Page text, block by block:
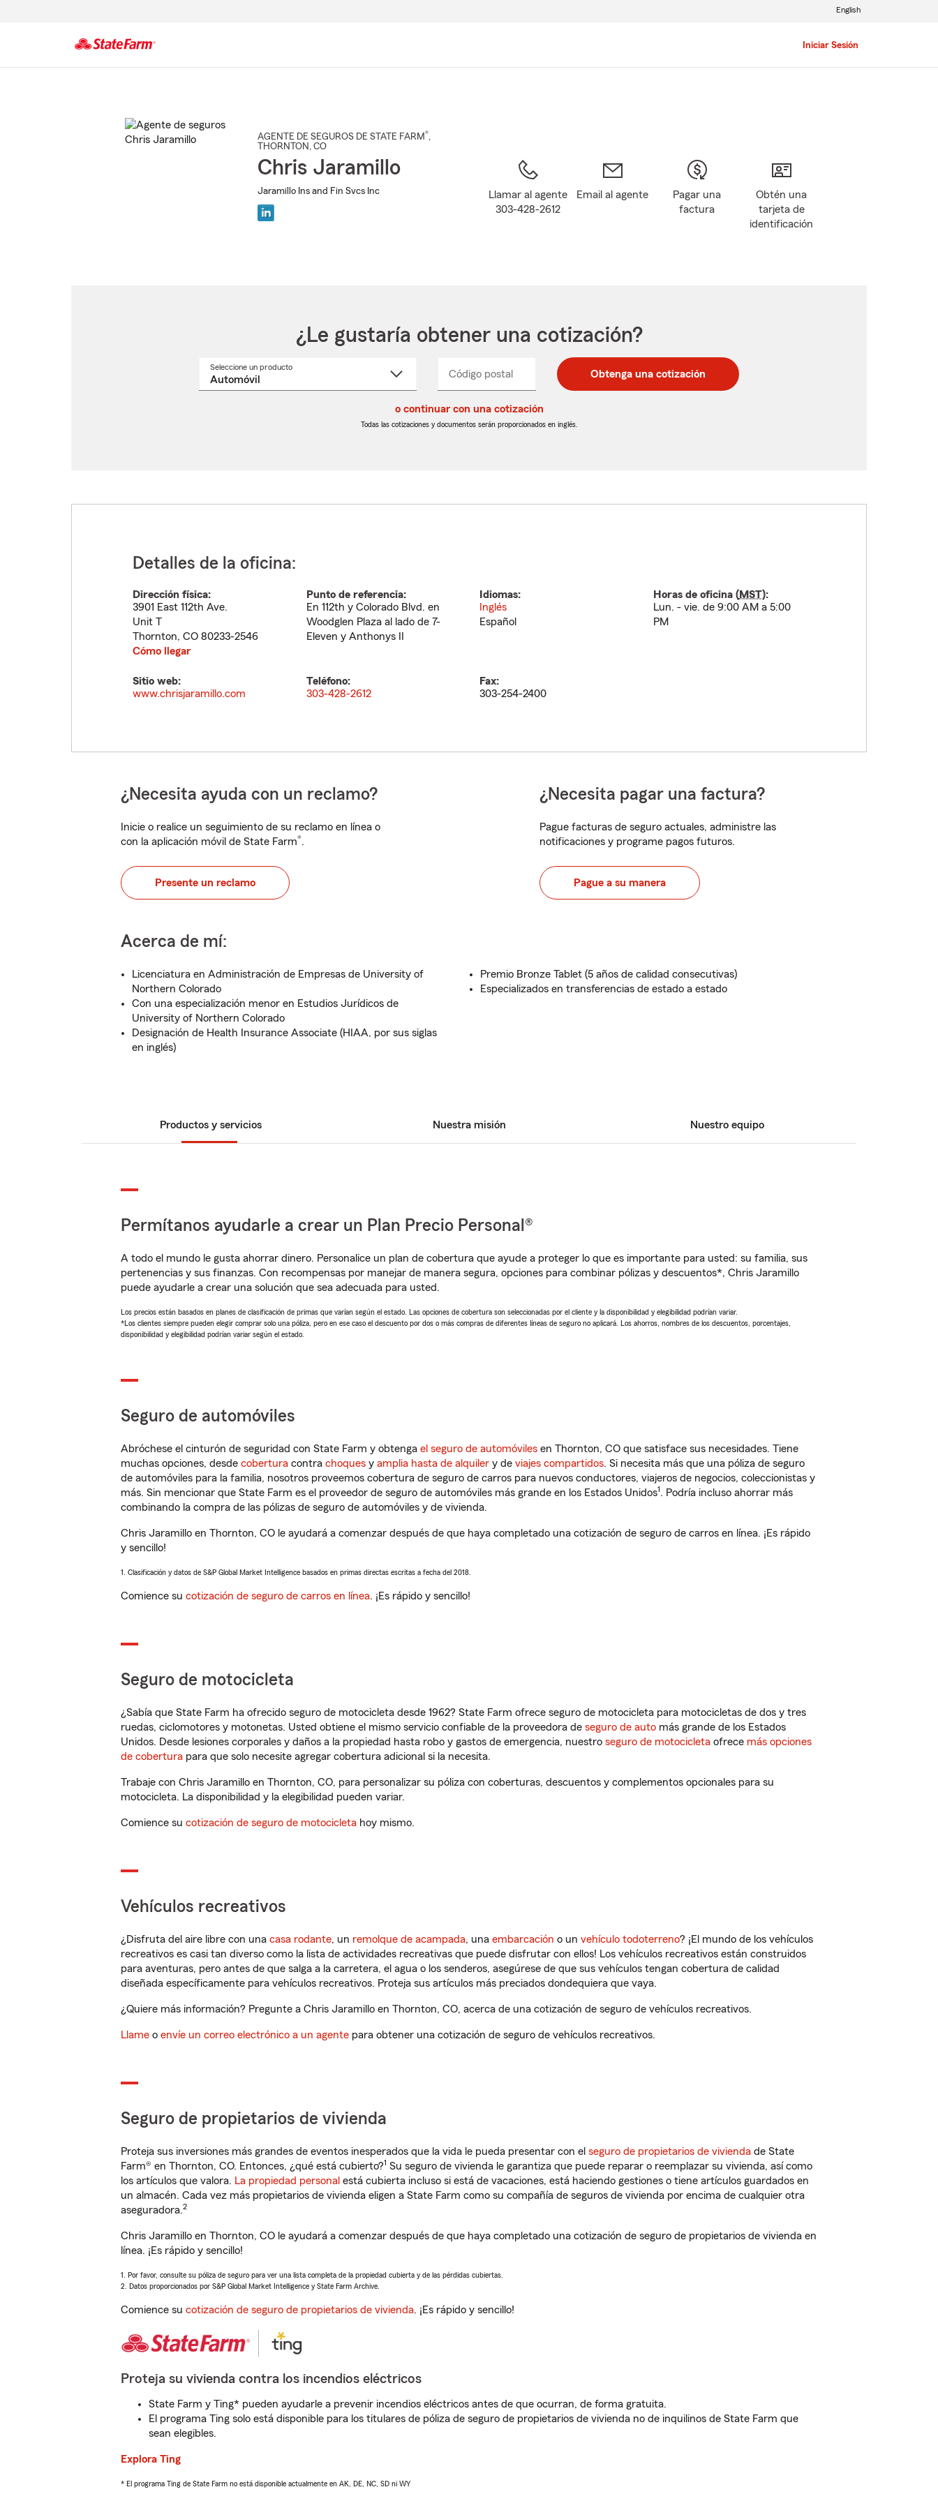
Iniciar Sesión
English
AGENTE DE SEGUROS DE STATE FARM®,
THORNTON , CO
Chris Jaramillo
Jaramillo Ins and Fin Svcs Inc
Llamar al agente
303-428-2612
Email al agente
Pagar una
factura
Obtén una
tarjeta de
identificación
¿Le gustaría obtener una cotización?
Seleccione un productoSeleccione
Código postal
postal
de
postal
de
_____ Obtenga una cotización
o continuar con una cotización
Todas las cotizaciones y documentos serán proporcionados en inglés.
Detalles de la oficina:
Dirección física:
3901 East 112th Ave.
Unit T
Thornton, CO 80233-2546
Cómo llegar
Punto de referencia:
En 112th y Colorado Blvd. en
Woodglen Plaza al lado de 7-
Eleven y Anthonys II
Idiomas:
Inglés
Español
Horas de oficina (MST):
Lun. - vie. de 9:00 AM a 5:00
PM
Sitio web:
www.chrisjaramillo.com
Teléfono:
303-428-2612
Fax:
303-254-2400
¿Necesita ayuda con un reclamo?
Inicie o realice un seguimiento de su reclamo en línea o
con la aplicación móvil de State Farm®.
Presente un reclamo
¿Necesita pagar una factura?
Pague facturas de seguro actuales, administre las
notificaciones y programe pagos futuros.
Pague a su manera
Acerca de mí:
Licenciatura en Administración de Empresas de University of
Northern Colorado
Con una especialización menor en Estudios Jurídicos de
University of Northern Colorado
Designación de Health Insurance Associate (HIAA, por sus siglas
en inglés)
Premio Bronze Tablet (5 años de calidad consecutivas)
Especializados en transferencias de estado a estado
Productos y servicios Nuestra misión Nuestro equipo
Permítanos ayudarle a crear un Plan Precio Personal®
A todo el mundo le gusta ahorrar dinero. Personalice un plan de cobertura que ayude a proteger lo que es importante para usted: su familia, sus
pertenencias y sus finanzas. Con recompensas por manejar de manera segura, opciones para combinar pólizas y descuentos*, Chris Jaramillo
puede ayudarle a crear una solución que sea adecuada para usted.
Los precios están basados en planes de clasificación de primas que varían según el estado. Las opciones de cobertura son seleccionadas por el cliente y la disponibilidad y elegibilidad podrían variar.
*Los clientes siempre pueden elegir comprar solo una póliza, pero en ese caso el descuento por dos o más compras de diferentes líneas de seguro no aplicará. Los ahorros, nombres de los descuentos, porcentajes,
disponibilidad y elegibilidad podrían variar según el estado.
Seguro de automóviles
Abróchese el cinturón de seguridad con State Farm y obtenga el seguro de automóviles en Thornton, CO que satisface sus necesidades. Tiene
muchas opciones, desde cobertura contra choques y amplia hasta de alquiler y de viajes compartidos. Si necesita más que una póliza de seguro
de automóviles para la familia, nosotros proveemos cobertura de seguro de carros para nuevos conductores, viajeros de negocios, coleccionistas y
más. Sin mencionar que State Farm es el proveedor de seguro de automóviles más grande en los Estados Unidos1. Podría incluso ahorrar más
combinando la compra de las pólizas de seguro de automóviles y de vivienda.
Chris Jaramillo en Thornton, CO le ayudará a comenzar después de que haya completado una cotización de seguro de carros en línea. ¡Es rápido
y sencillo!
1. Clasificación y datos de S&P Global Market Intelligence basados en primas directas escritas a fecha del 2018.
Comience su cotización de seguro de carros en línea. ¡Es rápido y sencillo!
Seguro de motocicleta
¿Sabía que State Farm ha ofrecido seguro de motocicleta desde 1962? State Farm ofrece seguro de motocicleta para motocicletas de dos y tres
ruedas, ciclomotores y motonetas. Usted obtiene el mismo servicio confiable de la proveedora de seguro de auto más grande de los Estados
Unidos. Desde lesiones corporales y daños a la propiedad hasta robo y gastos de emergencia, nuestro seguro de motocicleta ofrece más opciones
de cobertura para que solo necesite agregar cobertura adicional si la necesita.
Trabaje con Chris Jaramillo en Thornton, CO, para personalizar su póliza con coberturas, descuentos y complementos opcionales para su
motocicleta. La disponibilidad y la elegibilidad pueden variar.
Comience su cotización de seguro de motocicleta hoy mismo.
Vehículos recreativos
¿Disfruta del aire libre con una casa rodante, un remolque de acampada, una embarcación o un vehículo todoterreno? ¡El mundo de los vehículos
recreativos es casi tan diverso como la lista de actividades recreativas que puede disfrutar con ellos! Los vehículos recreativos están construidos
para aventuras, pero antes de que salga a la carretera, el agua o los senderos, asegúrese de que sus vehículos tengan cobertura de calidad
diseñada específicamente para vehículos recreativos. Proteja sus artículos más preciados dondequiera que vaya.
¿Quiere más información? Pregunte a Chris Jaramillo en Thornton, CO, acerca de una cotización de seguro de vehículos recreativos.
Llame o envíe un correo electrónico a un agente para obtener una cotización de seguro de vehículos recreativos.
Seguro de propietarios de vivienda
Proteja sus inversiones más grandes de eventos inesperados que la vida le pueda presentar con el seguro de propietarios de vivienda de State
Farm® en Thornton, CO. Entonces, ¿qué está cubierto?1 Su seguro de vivienda le garantiza que puede reparar o reemplazar su vivienda, así como
los artículos que valora. La propiedad personal está cubierta incluso si está de vacaciones, está haciendo gestiones o tiene artículos guardados en
un almacén. Cada vez más propietarios de vivienda eligen a State Farm como su compañía de seguros de vivienda por encima de cualquier otra
aseguradora.2
Chris Jaramillo en Thornton, CO le ayudará a comenzar después de que haya completado una cotización de seguro de propietarios de vivienda en
línea. ¡Es rápido y sencillo!
1. Por favor, consulte su póliza de seguro para ver una lista completa de la propiedad cubierta y de las pérdidas cubiertas.
2. Datos proporcionados por S&P Global Market Intelligence y State Farm Archive.
Comience su cotización de seguro de propietarios de vivienda. ¡Es rápido y sencillo!
Proteja su vivienda contra los incendios eléctricos
State Farm y Ting* pueden ayudarle a prevenir incendios eléctricos antes de que ocurran, de forma gratuita.
El programa Ting solo está disponible para los titulares de póliza de seguro de propietarios de vivienda no de inquilinos de State Farm que
sean elegibles.
Explora Ting
* El programa Ting de State Farm no está disponible actualmente en AK, DE, NC, SD ni WY